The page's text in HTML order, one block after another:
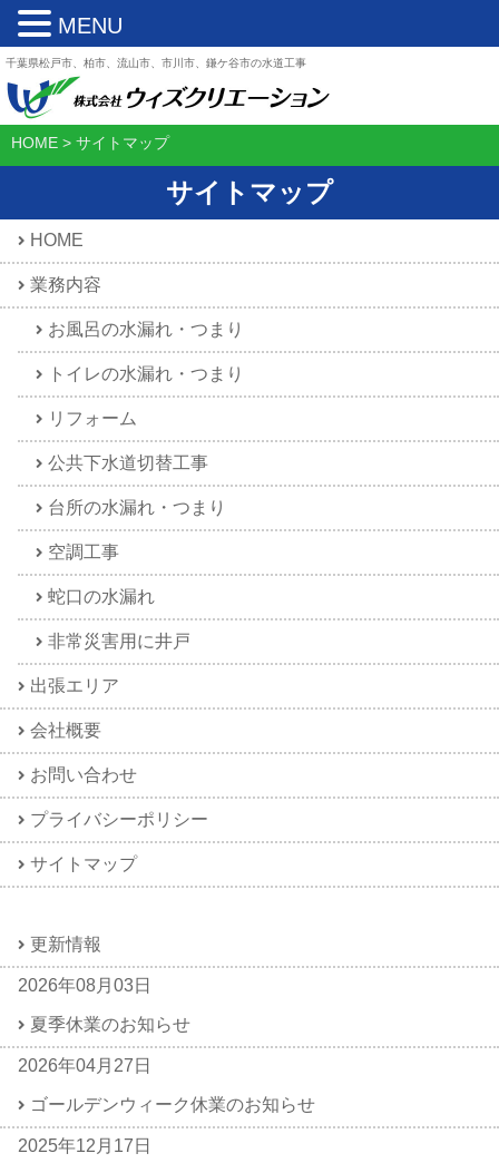
千葉県松戸市、柏市、流山市、市川市、鎌ケ谷市の水道工事
HOME > サイトマップ
サイトマップ
HOME
業務内容
お風呂の水漏れ・つまり
トイレの水漏れ・つまり
リフォーム
公共下水道切替工事
台所の水漏れ・つまり
空調工事
蛇口の水漏れ
非常災害用に井戸
出張エリア
会社概要
お問い合わせ
プライバシーポリシー
サイトマップ
更新情報
2026年08月03日
夏季休業のお知らせ
2026年04月27日
ゴールデンウィーク休業のお知らせ
2025年12月17日
MENU